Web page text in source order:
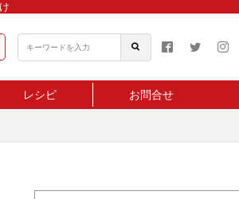
レシピ お問合せ